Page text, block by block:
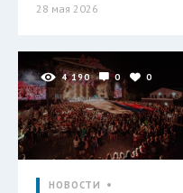
28 мая 2026
4 190 0 0
НОВОСТИ